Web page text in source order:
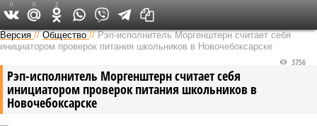
Версия в Чувашии
Версия //Общество //Рэп-исполнитель Моргенштерн считает себя
инициатором проверок питания школьников в Новочебоксарске
Рэп-исполнитель Моргенштерн считает себя
инициатором проверок питания школьников в
Новочебоксарске
3756
0 0 2